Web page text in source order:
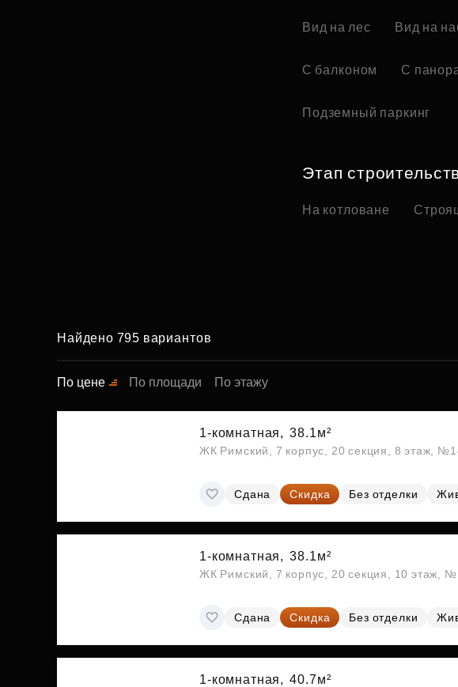
Вид на лес Вид на
С балконом С
Подземный паркинг
Этап
На котловане
Найдено 795 вариантов
По цене По площади По этажу
1-комнатная, 38.1м²
ЖК Римский, 7 корпус, 20 секция, 8 этаж,
Сдана Скидка Без отделки
1-комнатная, 38.1м²
ЖК Римский, 7 корпус, 20 секция, 10 этаж,
Сдана Скидка Без отделки
1-комнатная, 40.7м²